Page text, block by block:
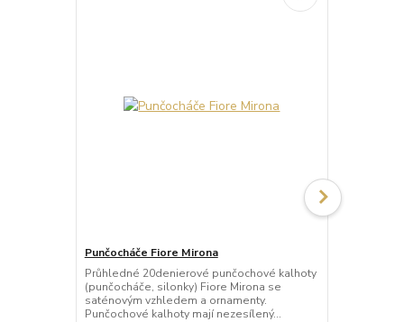
Punčocháče Fiore Mirona
Průhledné 20denierové punčochové kalhoty
(punčocháče, silonky) Fiore Mirona se
saténovým vzhledem a ornamenty.
Punčochové kalhoty mají nezesílený...